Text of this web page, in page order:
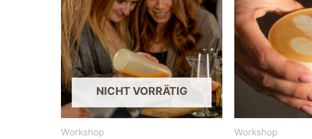
NICHT VORRÄTIG
Workshop Workshop